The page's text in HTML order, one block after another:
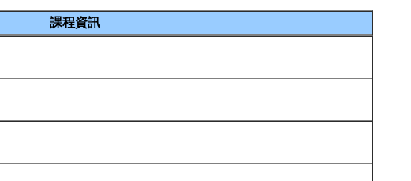
課程資訊